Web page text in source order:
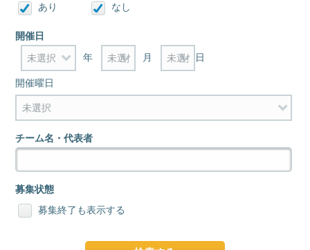
あり
なし
開催日
年
月 日
開催曜日
チーム名・代表者
募集状態
募集終了も表示する